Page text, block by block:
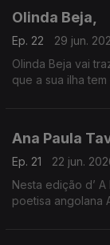
Olinda Beja,
Ep. 22
29 jun.
Olinda Beja vai
que a sua ilha
Ana Paula
Ep. 21
22 jun.
Nesta edição d’
poetisa angolana